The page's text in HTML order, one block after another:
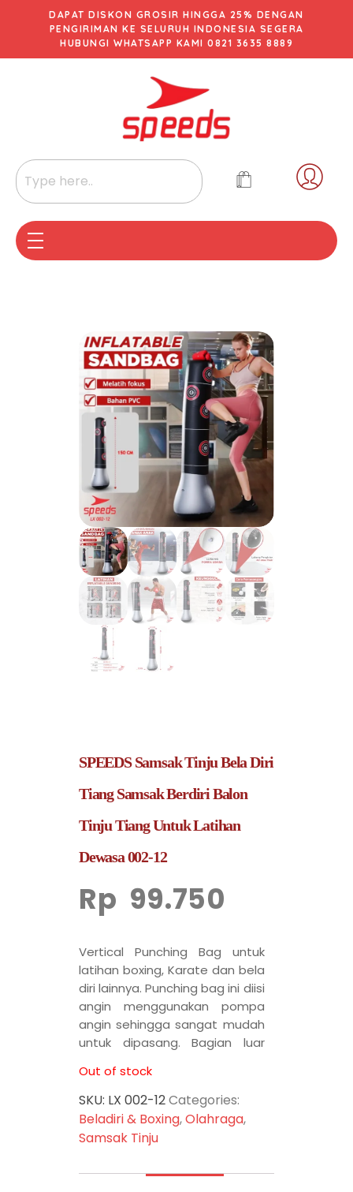
DAPAT DISKON GROSIR HINGGA 25% DENGAN
PENGIRIMAN KE SELURUH INDONESIA SEGERA
HUBUNGI WHATSAPP KAMI 0821 3635 8889
SPEEDS Samsak Tinju Bela Diri
Tiang Samsak Berdiri Balon
Tinju Tiang Untuk Latihan
Dewasa 002-12
Rp 99.750
Vertical Punching Bag untuk
latihan boxing, Karate dan bela
diri lainnya. Punching bag ini diisi
angin menggunakan pompa
angin sehingga sangat mudah
untuk dipasang. Bagian luar
bahan kulit sintetis tebal
sehingga sangat awet dan
tidak gampang rusak saat
digunakan dalam jangka waktu
Out of stock
SKU: LX 002-12Categories:
Beladiri & Boxing,Olahraga,
Samsak Tinju